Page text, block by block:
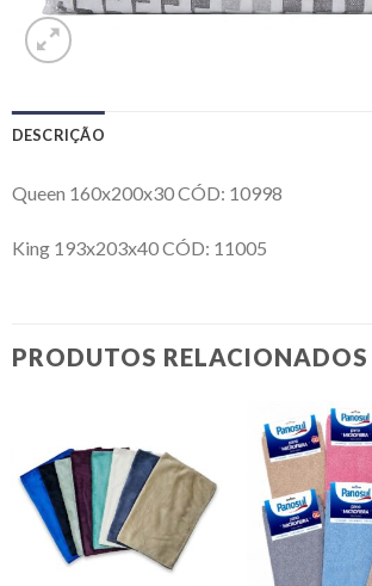
DESCRIÇÃO
Queen 160x200x30 CÓD: 10998
King 193x203x40 CÓD: 11005
PRODUTOS RELACIONADOS